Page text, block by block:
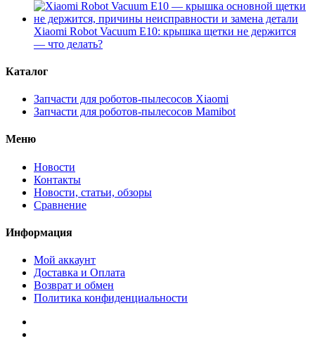
Xiaomi Robot Vacuum E10: крышка щетки не держится
— что делать?
Каталог
Запчасти для роботов-пылесосов Xiaomi
Запчасти для роботов-пылесосов Mamibot
Меню
Новости
Контакты
Новости, статьи, обзоры
Сравнение
Информация
Мой аккаунт
Доставка и Оплата
Возврат и обмен
Политика конфиденциальности